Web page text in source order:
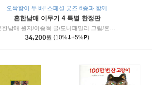
오싹함이 두 배! 스페셜 굿즈 6종과 함께
흔한남매 이무기 4 특별 한정판
흔한남매 원저/이종혁 글/도니패밀리 그림/흔한컴퍼니 감수
34,200원 (10% +5% )